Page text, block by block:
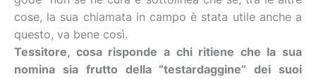
cose, la sua chiamata in campo è stata utile anche a
questo, va bene così.
Tessitore, cosa risponde a chi ritiene che la sua
nomina sia frutto della “testardaggine” dei suoi